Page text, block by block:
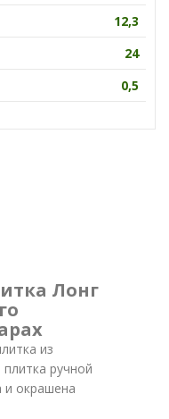
12,3
24
0,5
Лонг
из
ручной
и окрашена